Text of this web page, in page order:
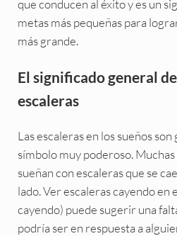
que conducen al éxito y es un
metas más pequeñas para
más grande.
El significado general
escaleras
Las escaleras en los sueños
símbolo muy poderoso.
sueñan con escaleras que se
lado. Ver escaleras cayendo en
cayendo) puede sugerir una
podría ser en respuesta a